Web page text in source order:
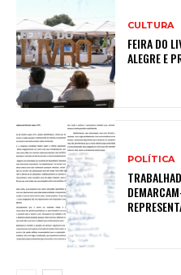
CULTURA
FEIRA DO
ALEGRE E
POLÍTICA